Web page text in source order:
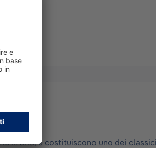
in aria, e costituiscono uno dei